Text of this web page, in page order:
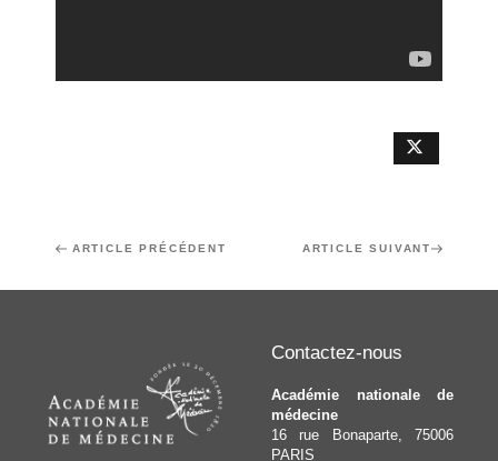
Navigation
l’article
Article
ARTICLE PRÉCÉDENT
Article
ARTICLE SUIVANT
Contactez-nous
Académie nationale de
médecine
16 rue Bonaparte, 75006
PARIS